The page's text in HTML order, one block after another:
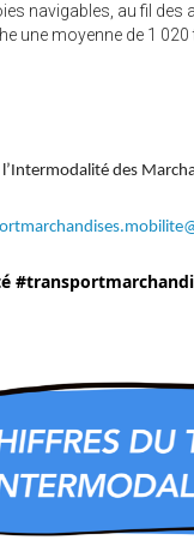
navigables, au fil
une moyenne de 1
des